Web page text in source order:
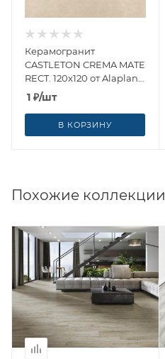
Керамогранит
CASTLETON CREMA MATE
RECT. 120x120 от Alaplana
(Испания)
1 ₽/шт
В КОРЗИНУ
Похожие коллекции